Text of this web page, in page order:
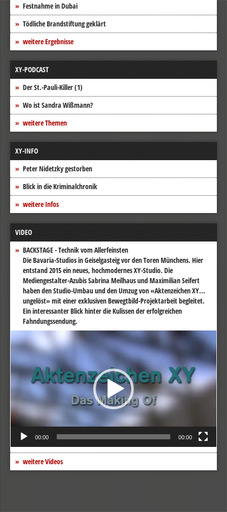
Festnahme in Dubai
Tödliche Brandstiftung geklärt
weitere Ergebnisse
XY-PODCAST
Der St.-Pauli-Killer (1)
Wo ist Sandra Wißmann?
weitere Themen
XY-INFO
Peter Nidetzky gestorben
Blick in die Kriminalchronik
weitere Infos
VIDEO
BACKSTAGE - Technik vom Allerfeinsten
Die Bavaria-Studios in Geiselgasteig vor den Toren Münchens. Hier
entstand 2015 ein neues, hochmodernes XY-Studio. Die
Mediengestalter-Azubis Sabrina Meilhaus und Maximilian Seifert
haben den Studio-Umbau und den Umzug von «Aktenzeichen XY...
ungelöst» mit einer exklusiven Bewegtbild-Projektarbeit begleitet.
Ein interessanter Blick hinter die Kulissen der erfolgreichen
Fahndungssendung.
Video-
Player
00:00 00:00
weitere Videos